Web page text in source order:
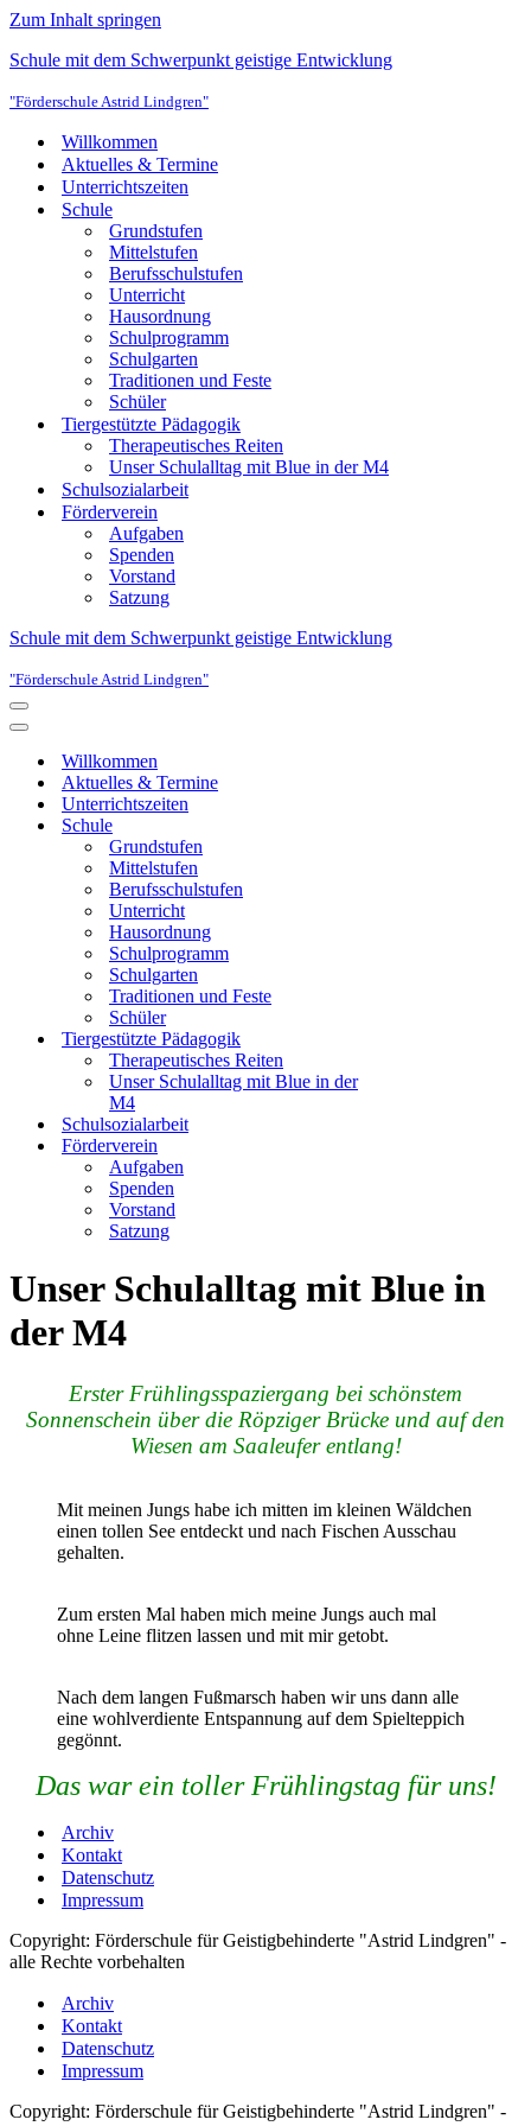
Zum Inhalt springen
Schule mit dem Schwerpunkt geistige Entwicklung
"Förderschule Astrid Lindgren"
Willkommen
Aktuelles & Termine
Unterrichtszeiten
Schule
Grundstufen
Mittelstufen
Berufsschulstufen
Unterricht
Hausordnung
Schulprogramm
Schulgarten
Traditionen und Feste
Schüler
Tiergestützte Pädagogik
Therapeutisches Reiten
Unser Schulalltag mit Blue in der M4
Schulsozialarbeit
Förderverein
Aufgaben
Spenden
Vorstand
Satzung
Schule mit dem Schwerpunkt geistige Entwicklung
"Förderschule Astrid Lindgren"
Navigationsmenü
Navigationsmenü
Willkommen
Aktuelles & Termine
Unterrichtszeiten
Schule
Grundstufen
Mittelstufen
Berufsschulstufen
Unterricht
Hausordnung
Schulprogramm
Schulgarten
Traditionen und Feste
Schüler
Tiergestützte Pädagogik
Therapeutisches Reiten
Unser Schulalltag mit Blue in der
M4
Schulsozialarbeit
Förderverein
Aufgaben
Spenden
Vorstand
Satzung
Unser Schulalltag mit Blue in
der M4
Erster Frühlingsspaziergang bei schönstem
Sonnenschein über die Röpziger Brücke und auf den
Wiesen am Saaleufer entlang!
Mit meinen Jungs habe ich mitten im kleinen Wäldchen
einen tollen See entdeckt und nach Fischen Ausschau
gehalten.
Zum ersten Mal haben mich meine Jungs auch mal
ohne Leine flitzen lassen und mit mir getobt.
Nach dem langen Fußmarsch haben wir uns dann alle
eine wohlverdiente Entspannung auf dem Spielteppich
gegönnt.
Das war ein toller Frühlingstag für uns!
Archiv
Kontakt
Datenschutz
Impressum
Copyright: Förderschule für Geistigbehinderte "Astrid Lindgren" -
alle Rechte vorbehalten
Archiv
Kontakt
Datenschutz
Impressum
Copyright: Förderschule für Geistigbehinderte "Astrid Lindgren" -